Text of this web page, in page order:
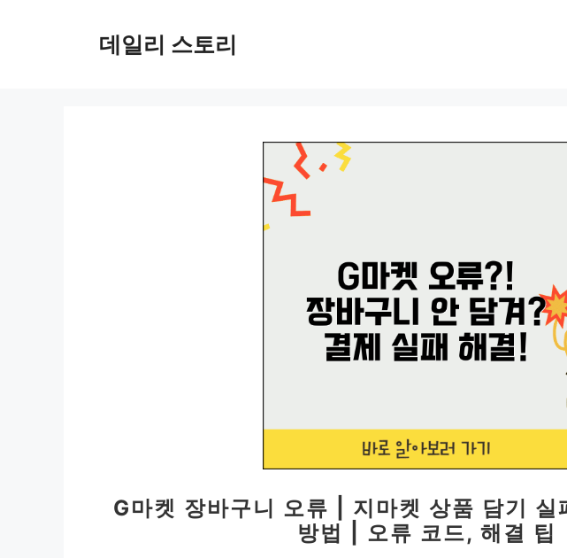
데일리 스토리
G마켓 장바구니 오류 | 지마켓 상품 담기 실
방법 | 오류 코드, 해결 팁